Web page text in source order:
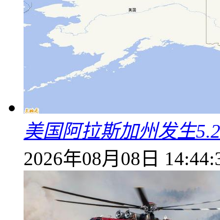
美国阿拉斯加州发生
2026年08月08日